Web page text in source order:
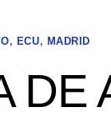
, ECU, MADRID
DE